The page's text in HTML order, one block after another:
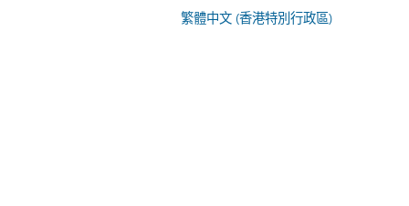
繁體中文 (香港特別行政區)